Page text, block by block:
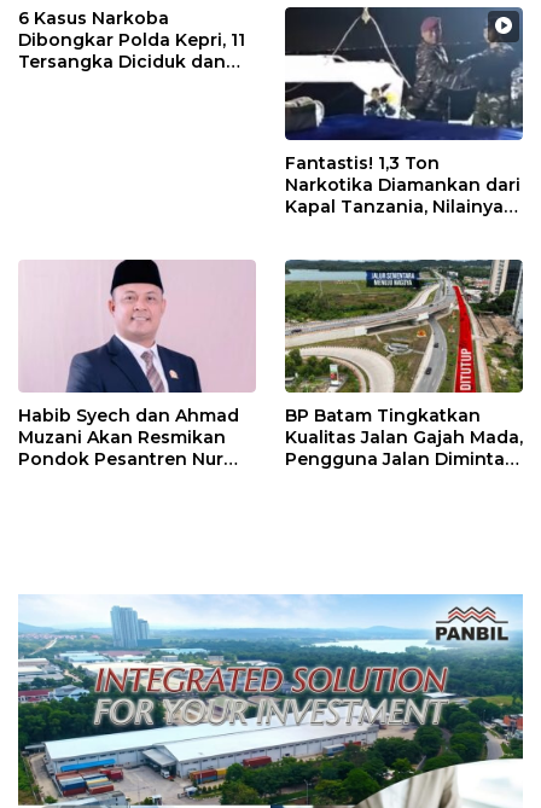
6 Kasus Narkoba
Dibongkar Polda Kepri, 11
Tersangka Diciduk dan
Fantastis! 1,3 Ton
Narkotika Diamankan dari
Kapal Tanzania, Nilainya
Habib Syech dan Ahmad
Muzani Akan Resmikan
Pondok Pesantren Nur
BP Batam Tingkatkan
Kualitas Jalan Gajah Mada,
Pengguna Jalan Diminta